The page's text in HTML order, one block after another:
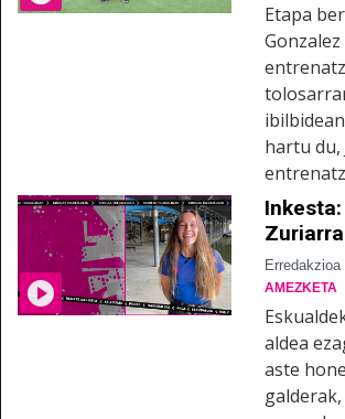
Etapa
hartu du,
Erredakzioa
AMEZKETA
aldea
aste